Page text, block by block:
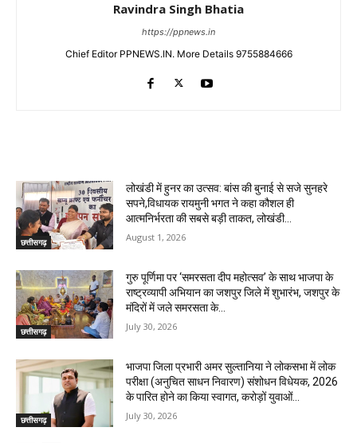
Ravindra Singh Bhatia
https://ppnews.in
Chief Editor PPNEWS.IN. More Details 9755884666
छत्तीसगढ़
लोखंडी में हुनर का उत्सव: बांस की बुनाई से सजे सुनहरे
सपने,विधायक रायमुनी भगत ने कहा कौशल ही
आत्मनिर्भरता की सबसे बड़ी ताकत, लोखंडी...
August 1, 2026
छत्तीसगढ़
गुरु पूर्णिमा पर ‘समरसता दीप महोत्सव’ के साथ भाजपा के
राष्ट्रव्यापी अभियान का जशपुर जिले में शुभारंभ, जशपुर के
मंदिरों में जले समरसता के...
July 30, 2026
छत्तीसगढ़
भाजपा जिला प्रभारी अमर सुल्तानिया ने लोकसभा में लोक
परीक्षा (अनुचित साधन निवारण) संशोधन विधेयक, 2026
के पारित होने का किया स्वागत, करोड़ों युवाओं...
July 30, 2026